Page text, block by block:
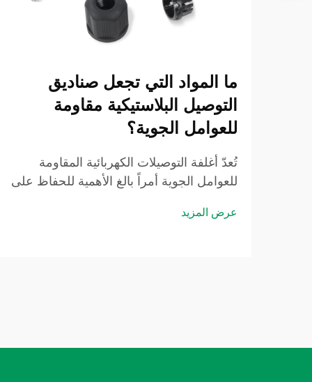
ما المواد التي تجعل صناديق
التوصيل البلاستيكية مقاومة
للعوامل الجوية؟
تُعدّ أغلفة التوصيلات الكهربائية المقاومة
للعوامل الجوية أمراً بالغ الأهمية للحفاظ على
الخارجية. ويجب أن يتحمل صندوق التوصيل
عرض المزيد